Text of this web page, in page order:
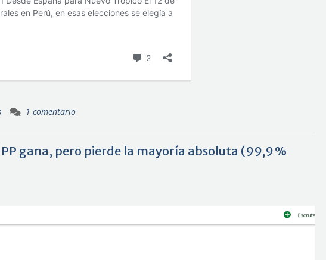
1 comentario
PP gana, pero pierde la mayoría absoluta (99,9 %